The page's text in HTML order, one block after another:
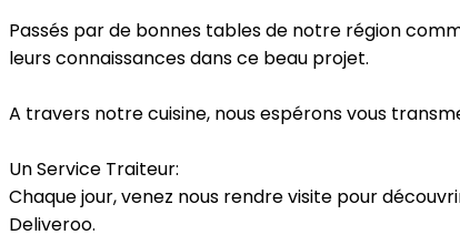
Passés par de bonnes tables de notre région
leurs connaissances dans ce beau projet.
A travers notre cuisine, nous espérons vous
Un Service Traiteur:
Chaque jour, venez nous rendre visite pour
Deliveroo.